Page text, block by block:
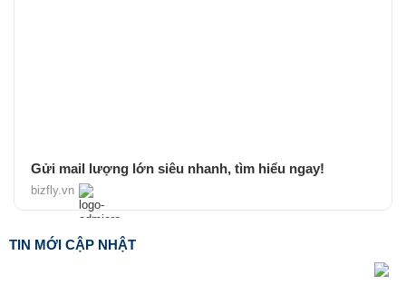
Gửi mail lượng lớn siêu nhanh, tìm hiểu ngay!
bizfly.vn
TIN MỚI CẬP NHẬT